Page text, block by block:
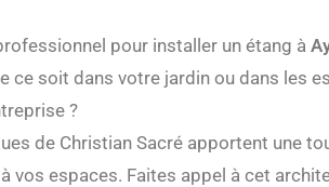
pour installer un étang à
ce soit dans votre jardin ou dans les
?
de Christian Sacré apportent une
vos espaces. Faites appel à cet